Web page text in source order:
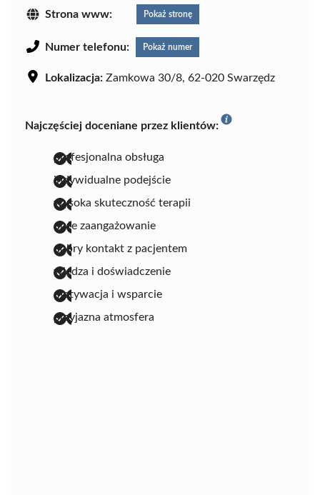
Strona www: Pokaż stronę
Numer telefonu: Pokaż numer
Lokalizacja: Zamkowa 30/8, 62-020 Swarzędz
Najczęściej doceniane przez klientów:
profesjonalna obsługa
indywidualne podejście
wysoka skuteczność terapii
duże zaangażowanie
dobry kontakt z pacjentem
wiedza i doświadczenie
motywacja i wsparcie
przyjazna atmosfera